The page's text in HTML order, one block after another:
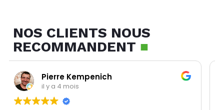
NOS CLIENTS NOUS
RECOMMANDENT ■
Dany SCHMITT
il y a 4 mois